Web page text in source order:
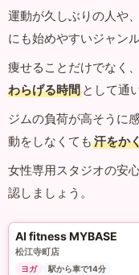
運動が久しぶりの人や、
にも始めやすいジャンル
痩せることだけでなく、
わらげる時間 として通
ジムの負荷が高そうに
動をしなくても 汗をか
女性専用スタジオの安
認しましょう。
AI fitness MYBASE
松江寺町店
ヨガ
駅から車で14分